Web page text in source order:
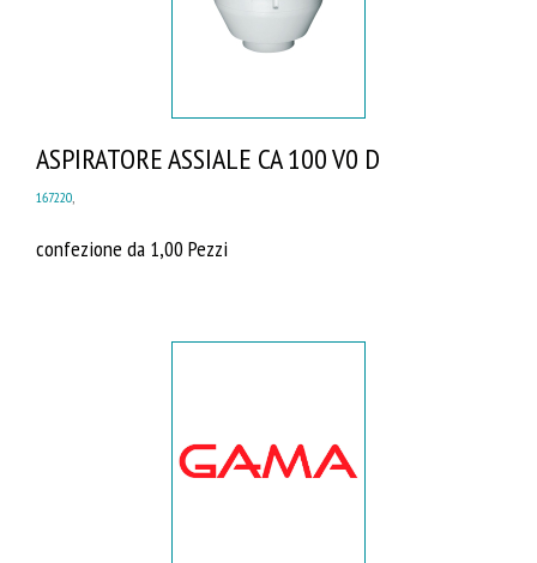
ASPIRATORE ASSIALE CA 100 V0 D
167220,
confezione da 1,00 Pezzi